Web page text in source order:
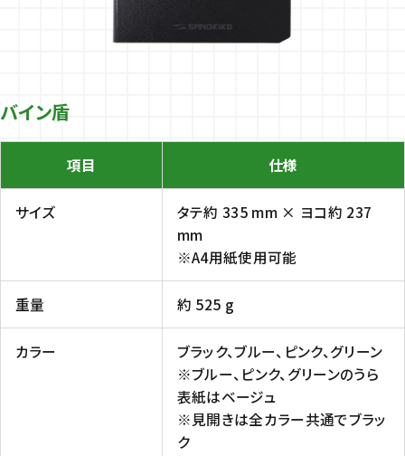
バイン盾
項目 仕様
サイズ
タテ約 335 mm × ヨコ約 237
mm
※A4用紙使用可能
重量 約 525 g
カラー
ブラック、ブルー、ピンク、グリーン
※ブルー、ピンク、グリーンのうら
表紙はベージュ
※見開きは全カラー共通でブラッ
ク